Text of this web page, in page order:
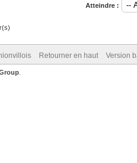
Atteindre :
Retourner en haut Version